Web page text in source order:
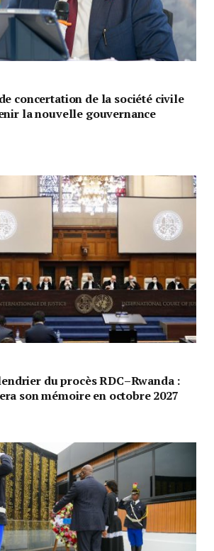
concertation de la société civile
la nouvelle gouvernance
du procès RDC–Rwanda :
son mémoire en octobre 2027